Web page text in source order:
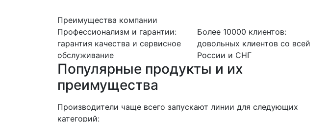
Преимущества компании
Профессионализм и гарантии:
гарантия качества и сервисное
обслуживание
Более 10000 клиентов:
довольных клиентов со всей
России и СНГ
Популярные продукты и их
преимущества
Производители чаще всего запускают линии для следующих
категорий: